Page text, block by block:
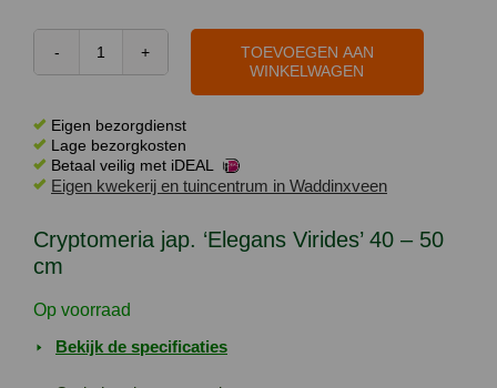
Cryptomeria jap. ‘Elegans Virides’ 40 – 50
cm
Op voorraad
Cryptomeria
'Elegans
Virides'
40
-
cm
TOEVOEGEN AAN
WINKELWAGEN
Eigen bezorgdienst
Lage bezorgkosten
Betaal veilig met iDEAL
Eigen kwekerij en tuincentrum in Waddinxveen
Bekijk de specificaties